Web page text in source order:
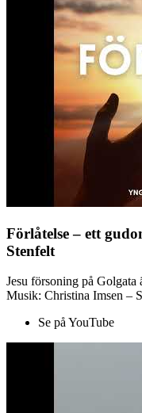
Förlåtelse – ett
Stenfelt
Jesu försoning på Golgata
Musik: Christina Imsen –
Se på YouTube